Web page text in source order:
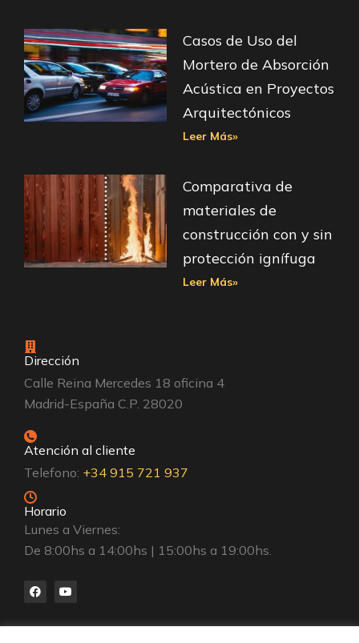
Casos de Uso del
Mortero de Absorción
Acústica en Proyectos
Arquitectónicos
Leer Más»
Comparativa de
materiales de
construcción con y sin
protección ignífuga
Leer Más»
Dirección
Calle Reina Mercedes 18 oficina 4
Madrid-España C.P. 28020
Atención al cliente
Telefono: +34 915 721 937
Horario
Lunes a Viernes:
De 8:00hs a 14:00hs | 15:00hs a 19:00hs.